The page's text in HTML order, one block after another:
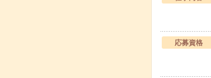
応募資格